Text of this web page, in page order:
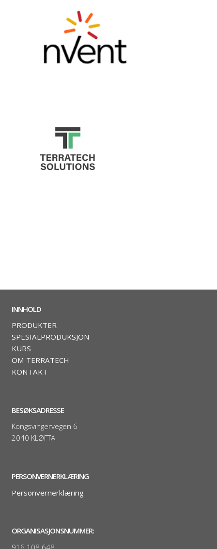
INNHOLD
PRODUKTER
SPESIALPRODUKSJON
KURS
OM TERRATECH
KONTAKT
BESØKSADRESSE
Kongsvingervegen 6
2040 KLØFTA
PERSONVERNERKLÆRING
Personvernerklæring
ORGANISASJONSNUMMER:
916 108 648